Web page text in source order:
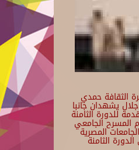
الثقافة حمدي
يشهدان جانبا
للدورة الثامنة
الجامعي
المصرية
الثامنة